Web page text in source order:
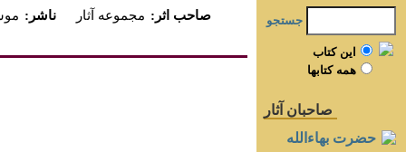
:ناشر مجموعه آثار :صاحب اثر جستجو
اين کتاب
همه کتابها
صاحبان آثار
حضرت بهاءالله